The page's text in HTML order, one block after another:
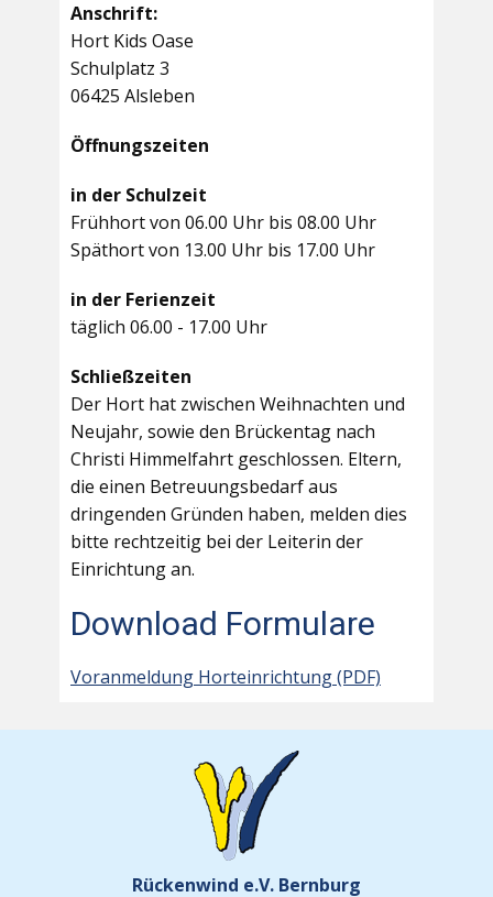
Anschrift:
Hort Kids Oase
Schulplatz 3
06425 Alsleben
Öffnungszeiten
in der Schulzeit
Frühhort von 06.00 Uhr bis 08.00 Uhr
Späthort von 13.00 Uhr bis 17.00 Uhr
in der Ferienzeit
täglich 06.00 - 17.00 Uhr
Schließzeiten
Der Hort hat zwischen Weihnachten und
Neujahr, sowie den Brückentag nach
Christi Himmelfahrt geschlossen. Eltern,
die einen Betreuungsbedarf aus
dringenden Gründen haben, melden dies
bitte rechtzeitig bei der Leiterin der
Einrichtung an.
Download Formulare
Voranmeldung Horteinrichtung (PDF)
Rückenwind e.V. Bernburg